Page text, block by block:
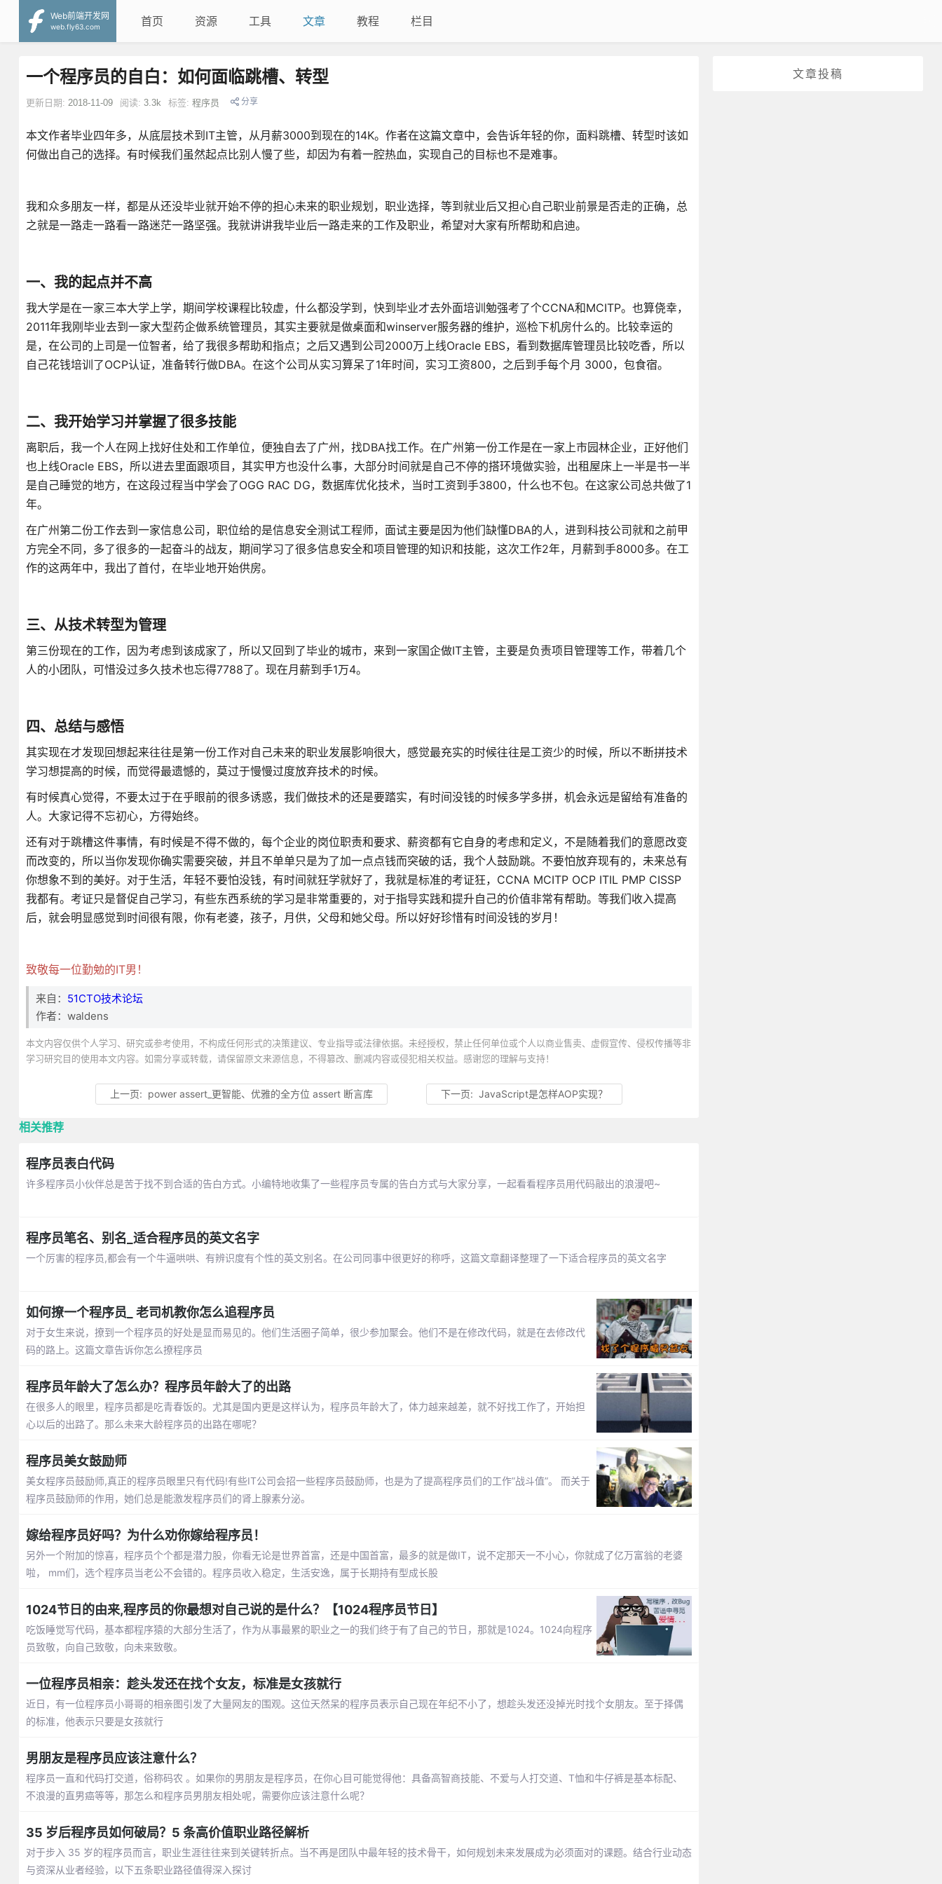
Web前端开发网
web.fly63.com
首页 资源 工具 文章 教程 栏目
文章投稿
一个程序员的自白：如何面临跳槽、转型
更新日期: 2018-11-09 阅读: 3.3k 标签: 程序员 分享
本文作者毕业四年多，从底层技术到IT主管，从月薪3000到现在的14K。作者在这篇文章中，会告诉年轻的你，面料跳槽、转型时该如
何做出自己的选择。有时候我们虽然起点比别人慢了些，却因为有着一腔热血，实现自己的目标也不是难事。
我和众多朋友一样，都是从还没毕业就开始不停的担心未来的职业规划，职业选择，等到就业后又担心自己职业前景是否走的正确，总
之就是一路走一路看一路迷茫一路坚强。我就讲讲我毕业后一路走来的工作及职业，希望对大家有所帮助和启迪。
一、我的起点并不高
我大学是在一家三本大学上学，期间学校课程比较虚，什么都没学到，快到毕业才去外面培训勉强考了个CCNA和MCITP。也算侥幸，
2011年我刚毕业去到一家大型药企做系统管理员，其实主要就是做桌面和winserver服务器的维护，巡检下机房什么的。比较幸运的
是，在公司的上司是一位智者，给了我很多帮助和指点；之后又遇到公司2000万上线Oracle EBS，看到数据库管理员比较吃香，所以
自己花钱培训了OCP认证，准备转行做DBA。在这个公司从实习算呆了1年时间，实习工资800，之后到手每个月 3000，包食宿。
二、我开始学习并掌握了很多技能
离职后，我一个人在网上找好住处和工作单位，便独自去了广州，找DBA找工作。在广州第一份工作是在一家上市园林企业，正好他们
也上线Oracle EBS，所以进去里面跟项目，其实甲方也没什么事，大部分时间就是自己不停的搭环境做实验，出租屋床上一半是书一半
是自己睡觉的地方，在这段过程当中学会了OGG RAC DG，数据库优化技术，当时工资到手3800，什么也不包。在这家公司总共做了1
年。
在广州第二份工作去到一家信息公司，职位给的是信息安全测试工程师，面试主要是因为他们缺懂DBA的人，进到科技公司就和之前甲
方完全不同，多了很多的一起奋斗的战友，期间学习了很多信息安全和项目管理的知识和技能，这次工作2年，月薪到手8000多。在工
作的这两年中，我出了首付，在毕业地开始供房。
三、从技术转型为管理
第三份现在的工作，因为考虑到该成家了，所以又回到了毕业的城市，来到一家国企做IT主管，主要是负责项目管理等工作，带着几个
人的小团队，可惜没过多久技术也忘得7788了。现在月薪到手1万4。
四、总结与感悟
其实现在才发现回想起来往往是第一份工作对自己未来的职业发展影响很大，感觉最充实的时候往往是工资少的时候，所以不断拼技术
学习想提高的时候，而觉得最遗憾的，莫过于慢慢过度放弃技术的时候。
有时候真心觉得，不要太过于在乎眼前的很多诱惑，我们做技术的还是要踏实，有时间没钱的时候多学多拼，机会永远是留给有准备的
人。大家记得不忘初心，方得始终。
还有对于跳槽这件事情，有时候是不得不做的，每个企业的岗位职责和要求、薪资都有它自身的考虑和定义，不是随着我们的意愿改变
而改变的，所以当你发现你确实需要突破，并且不单单只是为了加一点点钱而突破的话，我个人鼓励跳。不要怕放弃现有的，未来总有
你想象不到的美好。对于生活，年轻不要怕没钱，有时间就狂学就好了，我就是标准的考证狂，CCNA MCITP OCP ITIL PMP CISSP
我都有。考证只是督促自己学习，有些东西系统的学习是非常重要的，对于指导实践和提升自己的价值非常有帮助。等我们收入提高
后，就会明显感觉到时间很有限，你有老婆，孩子，月供，父母和她父母。所以好好珍惜有时间没钱的岁月！
致敬每一位勤勉的IT男！
来自： 51CTO技术论坛
作者：waldens
本文内容仅供个人学习、研究或参考使用，不构成任何形式的决策建议、专业指导或法律依据。未经授权，禁止任何单位或个人以商业售卖、虚假宣传、侵权传播等非
学习研究目的使用本文内容。如需分享或转载，请保留原文来源信息，不得篡改、删减内容或侵犯相关权益。感谢您的理解与支持！
上一页: power assert_更智能、优雅的全方位 assert 断言库 下一页: JavaScript是怎样AOP实现？
相关推荐
程序员表白代码
许多程序员小伙伴总是苦于找不到合适的告白方式。小编特地收集了一些程序员专属的告白方式与大家分享，一起看看程序员用代码敲出的浪漫吧~
程序员笔名、别名_适合程序员的英文名字
一个厉害的程序员,都会有一个牛逼哄哄、有辨识度有个性的英文别名。在公司同事中很更好的称呼，这篇文章翻译整理了一下适合程序员的英文名字
如何撩一个程序员_ 老司机教你怎么追程序员
对于女生来说，撩到一个程序员的好处是显而易见的。他们生活圈子简单，很少参加聚会。他们不是在修改代码，就是在去修改代
码的路上。这篇文章告诉你怎么撩程序员
程序员年龄大了怎么办？程序员年龄大了的出路
在很多人的眼里，程序员都是吃青春饭的。尤其是国内更是这样认为，程序员年龄大了，体力越来越差，就不好找工作了，开始担
心以后的出路了。那么未来大龄程序员的出路在哪呢？
程序员美女鼓励师
美女程序员鼓励师,真正的程序员眼里只有代码!有些IT公司会招一些程序员鼓励师，也是为了提高程序员们的工作”战斗值”。 而关于
程序员鼓励师的作用，她们总是能激发程序员们的肾上腺素分泌。
嫁给程序员好吗？为什么劝你嫁给程序员！
另外一个附加的惊喜，程序员个个都是潜力股，你看无论是世界首富，还是中国首富，最多的就是做IT，说不定那天一不小心，你就成了亿万富翁的老婆
啦， mm们，选个程序员当老公不会错的。程序员收入稳定，生活安逸，属于长期持有型成长股
1024节日的由来,程序员的你最想对自己说的是什么？【1024程序员节日】
吃饭睡觉写代码，基本都程序猿的大部分生活了，作为从事最累的职业之一的我们终于有了自己的节日，那就是1024。1024向程序
员致敬，向自己致敬，向未来致敬。
一位程序员相亲：趁头发还在找个女友，标准是女孩就行
近日，有一位程序员小哥哥的相亲图引发了大量网友的围观。这位天然呆的程序员表示自己现在年纪不小了，想趁头发还没掉光时找个女朋友。至于择偶
的标准，他表示只要是女孩就行
男朋友是程序员应该注意什么？
程序员一直和代码打交道，俗称码农 。如果你的男朋友是程序员，在你心目可能觉得他：具备高智商技能、不爱与人打交道、T恤和牛仔裤是基本标配、
不浪漫的直男癌等等，那怎么和程序员男朋友相处呢，需要你应该注意什么呢？
35 岁后程序员如何破局？5 条高价值职业路径解析
对于步入 35 岁的程序员而言，职业生涯往往来到关键转折点。当不再是团队中最年轻的技术骨干，如何规划未来发展成为必须面对的课题。结合行业动态
与资深从业者经验，以下五条职业路径值得深入探讨